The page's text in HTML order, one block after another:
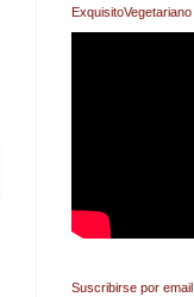
Suscribirse por email